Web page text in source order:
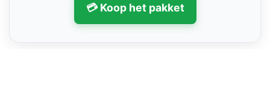
💳 Koop het pakket